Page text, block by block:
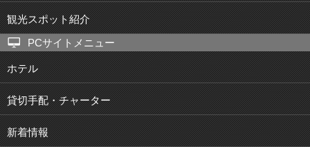
観光スポット紹介
PCサイトメニュー
ホテル
貸切手配・チャーター
新着情報